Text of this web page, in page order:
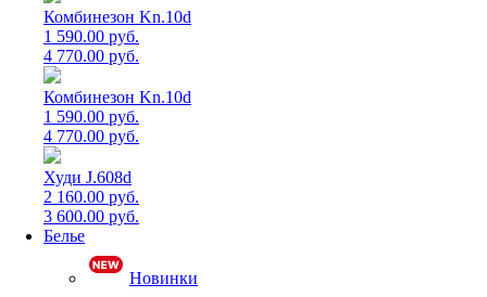
Комбинезон Kn.10d
1 590.00 руб.
4 770.00 руб.
Комбинезон Kn.10d
1 590.00 руб.
4 770.00 руб.
Худи J.608d
2 160.00 руб.
3 600.00 руб.
Белье
Новинки